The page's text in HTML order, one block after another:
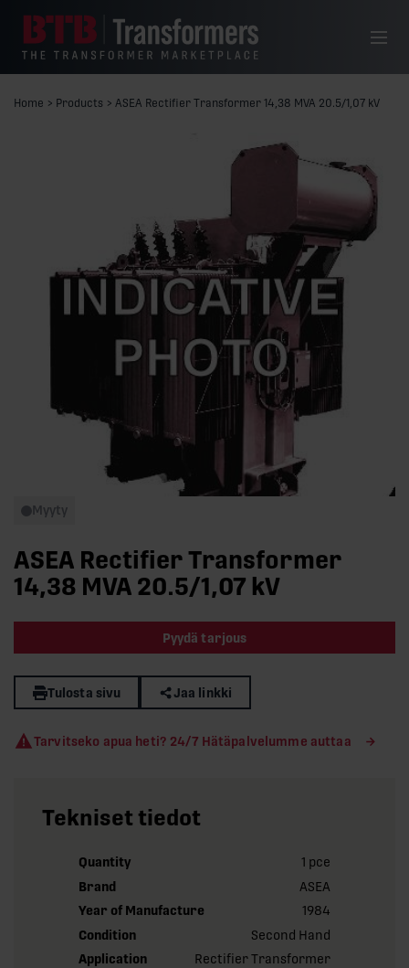
Valikko
Home > Products > ASEA Rectifier Transformer 14,38 MVA 20.5/1,07 kV
Myyty
ASEA Rectifier Transformer
14,38 MVA 20.5/1,07 kV
Pyydä tarjous
Tulosta sivu Jaa linkki
Tarvitseko apua heti? 24/7 Hätäpalvelumme auttaa
Tekniset tiedot
Quantity
1 pce
Brand
ASEA
Year of Manufacture
1984
Condition
Second Hand
Application
Rectifier Transformer